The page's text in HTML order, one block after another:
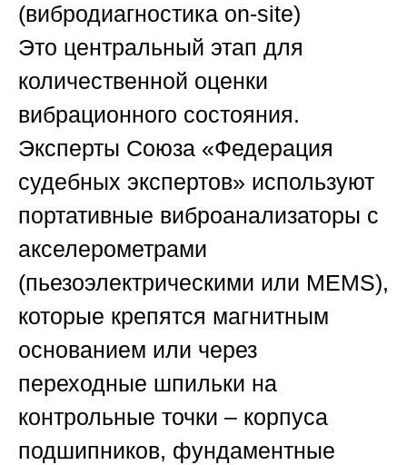
(вибродиагностика on-site)
Это центральный этап для
количественной оценки
вибрационного состояния.
Эксперты Союза «Федерация
судебных экспертов» используют
портативные виброанализаторы с
акселерометрами
(пьезоэлектрическими или MEMS),
которые крепятся магнитным
основанием или через
переходные шпильки на
контрольные точки – корпуса
подшипников, фундаментные